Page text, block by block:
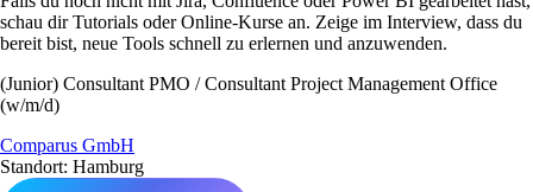
schau dir Tutorials oder Online-Kurse an. Zeige im Interview, dass du
bereit bist, neue Tools schnell zu erlernen und anzuwenden.
(Junior) Consultant PMO / Consultant Project Management Office
(w/m/d)
Comparus GmbH
Standort: Hamburg